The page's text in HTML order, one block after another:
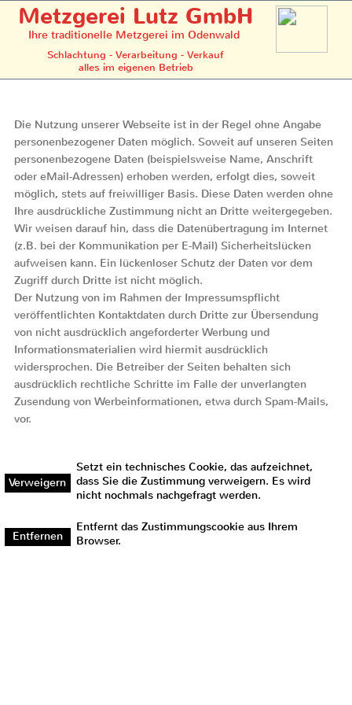
Metzgerei Lutz GmbH
Ihre traditionelle Metzgerei im Odenwald
Schlachtung - Verarbeitung - Verkauf
oder eMail-Adressen) erhoben werden, erfolgt dies, soweit
möglich, stets auf freiwilliger Basis. Diese Daten werden ohne
Ihre ausdrückliche Zustimmung nicht an Dritte weitergegeben.
Wir weisen darauf hin, dass die Datenübertragung im Internet
(z.B. bei der Kommunikation per E-Mail) Sicherheitslücken
aufweisen kann. Ein lückenloser Schutz der Daten vor dem
Zugriff durch Dritte ist nicht möglich.
Der Nutzung von im Rahmen der Impressumspflicht
veröffentlichten Kontaktdaten durch Dritte zur Übersendung
Informationsmaterialien wird hiermit ausdrücklich
widersprochen. Die Betreiber der Seiten behalten sich
ausdrücklich rechtliche Schritte im Falle der unverlangten
Zusendung von Werbeinformationen, etwa durch Spam-Mails,
vor.
Verweigern
Setzt ein technisches Cookie, das aufzeichnet,
dass Sie die Zustimmung verweigern. Es wird
nicht nochmals nachgefragt werden.
Entfernen
Browser.